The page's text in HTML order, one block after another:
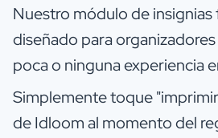
Nuestro módulo de insignias
diseñado para
poca o ninguna experiencia
Simplemente toque
de Idloom al momento del